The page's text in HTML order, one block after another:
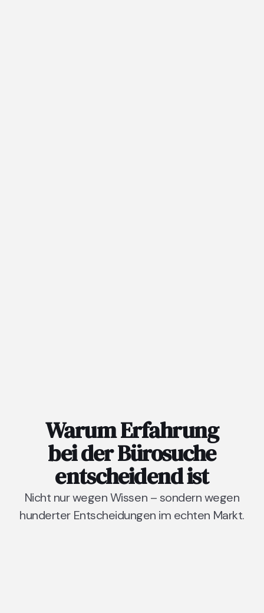
Warum Erfahrung
bei der Bürosuche
entscheidend ist
Nicht nur wegen Wissen – sondern wegen
hunderter Entscheidungen im echten Markt.